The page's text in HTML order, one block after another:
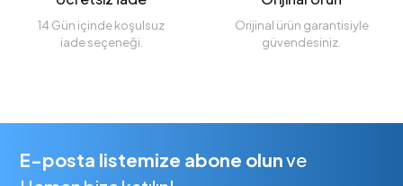
14 Gün içinde koşulsuz
iade seçeneği.
Orijinal ürün garantisiyle
güvendesiniz.
E-posta listemize abone olunve